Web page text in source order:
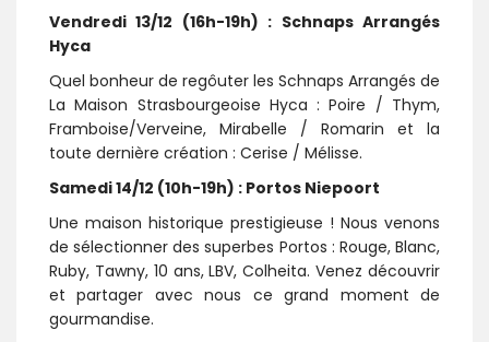
Vendredi 13/12 (16h-19h) : Schnaps Arrangés
Hyca
Quel bonheur de regôuter les Schnaps Arrangés de
La Maison Strasbourgeoise Hyca : Poire / Thym,
Framboise/Verveine, Mirabelle / Romarin et la
toute dernière création : Cerise / Mélisse.
Samedi 14/12 (10h-19h) : Portos Niepoort
Une maison historique prestigieuse ! Nous venons
de sélectionner des superbes Portos : Rouge, Blanc,
Ruby, Tawny, 10 ans, LBV, Colheita. Venez découvrir
et partager avec nous ce grand moment de
gourmandise.